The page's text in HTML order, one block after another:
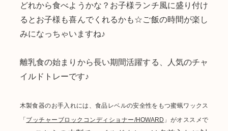
どれから食べようかな？お子様ランチ風に盛り付け
るとお子様も喜んでくれるかも☆ご飯の時間が楽し
みになっちゃいますね♪
離乳食の始まりから長い期間活躍する、人気のチャ
イルドトレーです♪
木製食器のお手入れには、食品レベルの安全性をもつ蜜蝋ワックス
「 ブッチャーブロックコンディショナー/HOWARD 」がオススメで